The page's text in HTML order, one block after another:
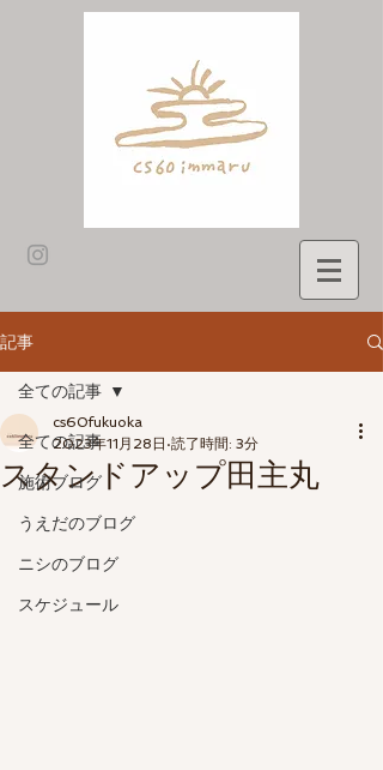
記事
全ての記事
施術ブログ
うえだのブログ
ニシのブログ
スケジュール
全ての記事
スタンドアップ田主丸
cs60fukuoka
2023年11月28日 読了時間: 3分